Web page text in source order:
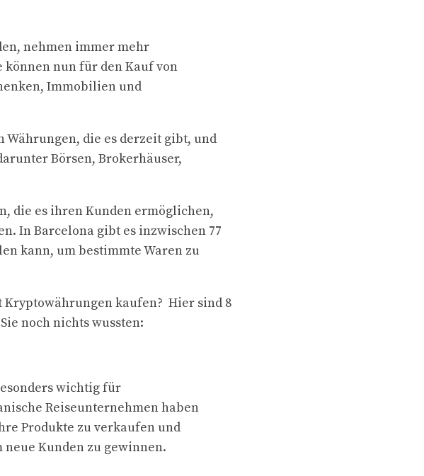
nehmen immer mehr
nun für den Kauf von
Immobilien und
die es derzeit gibt, und
Börsen, Brokerhäuser,
die es ihren Kunden ermöglichen,
In Barcelona gibt es inzwischen 77
kann, um bestimmte Waren zu
Kryptowährungen kaufen? Hier sind 8
noch nichts wussten:
wichtig für
Reiseunternehmen haben
Produkte zu verkaufen und
Kunden zu gewinnen.